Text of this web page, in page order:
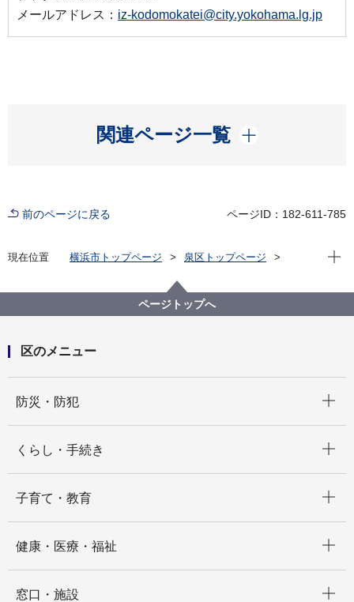
メールアドレス： iz-kodomokatei@city.yokohama.lg.jp
関連ページ一覧
開く
前のページに戻る ページID：182-611-785
現在位置 横浜市トップページ
泉区トップページ
現在
ページトップへ
区のメニュー
防災・防犯
くらし・手続き
子育て・教育
健康・医療・福祉
窓口・施設